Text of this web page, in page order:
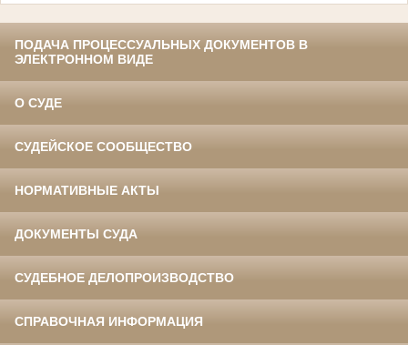
ПОДАЧА ПРОЦЕССУАЛЬНЫХ ДОКУМЕНТОВ В
ЭЛЕКТРОННОМ ВИДЕ
О СУДЕ
СУДЕЙСКОЕ СООБЩЕСТВО
НОРМАТИВНЫЕ АКТЫ
ДОКУМЕНТЫ СУДА
СУДЕБНОЕ ДЕЛОПРОИЗВОДСТВО
СПРАВОЧНАЯ ИНФОРМАЦИЯ